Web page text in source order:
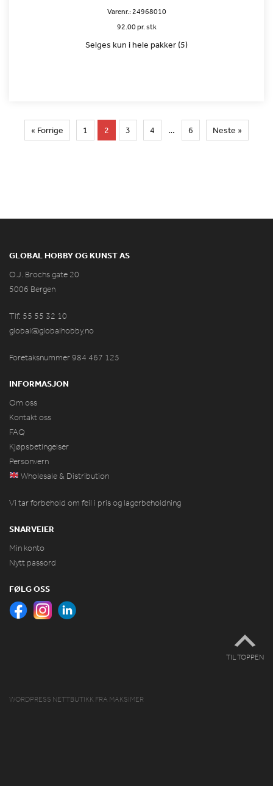
Varenr.:24968010
92.00 pr. stk
Selges kun i hele pakker (5)
« Forrige 1 2 3 4 … 6 Neste »
GLOBAL HOBBY OG KUNST AS
O.J. Brochs gate 20
5006 Bergen
Tlf: 55 55 32 10
global@globalhobby.no
Foretaksnummer 984 467 125
INFORMASJON
Om oss
Kontakt oss
FAQ
Kjøpsbetingelser
Personvern
Wholesale & Distribution
Vi tar forbehold om feil i pris og lagerbeholdning
SNARVEIER
Min konto
Nytt passord
FØLG OSS
TIL TOPPEN
WORDPRESS NETTBUTIKK FRA MAKSIMER